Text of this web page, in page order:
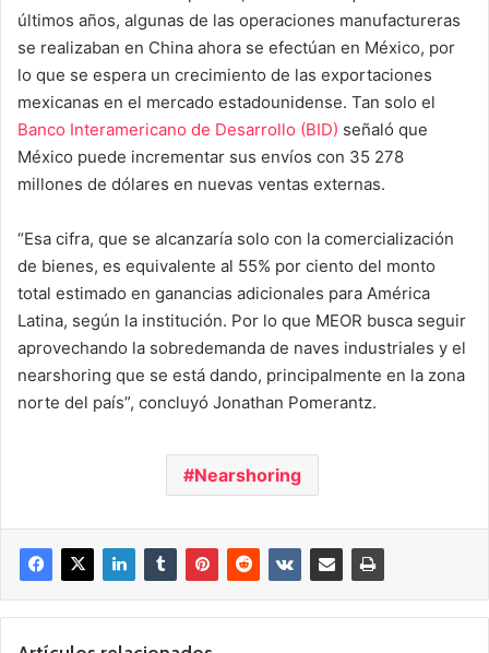
últimos años, algunas de las operaciones manufactureras
se realizaban en China ahora se efectúan en México, por
lo que se espera un crecimiento de las exportaciones
mexicanas en el mercado estadounidense. Tan solo el
Banco Interamericano de Desarrollo (BID) señaló que
México puede incrementar sus envíos con 35 278
millones de dólares en nuevas ventas externas.
“Esa cifra, que se alcanzaría solo con la comercialización
de bienes, es equivalente al 55% por ciento del monto
total estimado en ganancias adicionales para América
Latina, según la institución. Por lo que MEOR busca seguir
aprovechando la sobredemanda de naves industriales y el
nearshoring que se está dando, principalmente en la zona
norte del país”, concluyó Jonathan Pomerantz.
Nearshoring